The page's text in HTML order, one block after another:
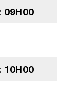
09H00
10H00